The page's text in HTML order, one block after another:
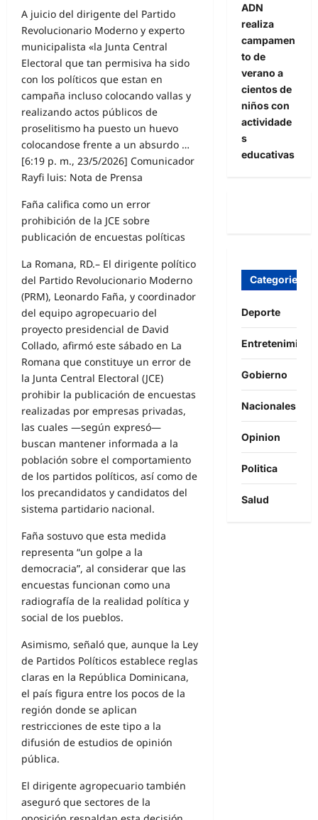
A juicio del dirigente del Partido
Revolucionario Moderno y experto
municipalista «la Junta Central
Electoral que tan permisiva ha sido
con los políticos que estan en
campaña incluso colocando vallas y
realizando actos públicos de
proselitismo ha puesto un huevo
colocandose frente a un absurdo …
[6:19 p. m., 23/5/2026] Comunicador
Rayfi luis: Nota de Prensa
Faña califica como un error
prohibición de la JCE sobre
publicación de encuestas políticas
La Romana, RD.– El dirigente político
del Partido Revolucionario Moderno
(PRM), Leonardo Faña, y coordinador
del equipo agropecuario del
proyecto presidencial de David
Collado, afirmó este sábado en La
Romana que constituye un error de
la Junta Central Electoral (JCE)
prohibir la publicación de encuestas
realizadas por empresas privadas,
las cuales —según expresó—
buscan mantener informada a la
población sobre el comportamiento
de los partidos políticos, así como de
los precandidatos y candidatos del
sistema partidario nacional.
Faña sostuvo que esta medida
representa “un golpe a la
democracia”, al considerar que las
encuestas funcionan como una
radiografía de la realidad política y
social de los pueblos.
Asimismo, señaló que, aunque la Ley
de Partidos Políticos establece reglas
claras en la República Dominicana,
el país figura entre los pocos de la
región donde se aplican
restricciones de este tipo a la
difusión de estudios de opinión
pública.
El dirigente agropecuario también
aseguró que sectores de la
ADN
realiza
campamen
to de
verano a
cientos de
niños con
actividade
s
educativas
Categories
Deporte
Gobierno
Nacionales
Opinion
Politica
Salud